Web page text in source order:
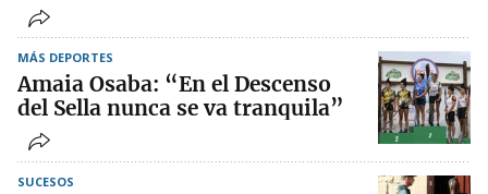
MÁS DEPORTES
Amaia Osaba: “En el Descenso
del Sella nunca se va tranquila”
SUCESOS